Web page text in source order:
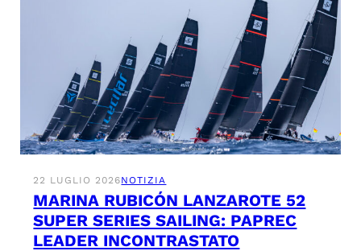
22 LUGLIO 2026NOTIZIA
MARINA RUBICÓN LANZAROTE 52
SUPER SERIES SAILING: PAPREC
LEADER INCONTRASTATO